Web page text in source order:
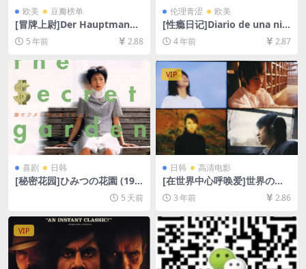
欧美 豆瓣榜单
[冒牌上尉]Der Hauptmann
(2017)[百度网盘+迅雷云盘资
源1080P超清未删减][MP4/7.
8GB][中德字幕]
5 年前 2.88
伦理青涩 欧美
[性瘾日记]Diario de una nin
fómana (2008)[百度网盘+迅
雷云盘资源1080P超清未删减]
[MP4/6GB][原声中字]【手机
无法在线播放，请下载防和谐
压缩包（含解压密码）】
4 年前 2.87
喜剧 日韩
[秘密花园]ひみつの花園 (199
7)[百度网盘+夸克网盘1080P
超清未删减资源][网盘在线播
幕]
5 天前
VIP
日韩 高清电影
[在世界中心呼唤爱]世界の中
心で、愛をさけぶ (2004)[百
度网盘+迅雷云盘资源1080P
中字]
3 年前 2.86
VIP